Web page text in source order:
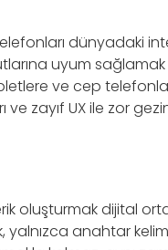
dünyadaki
uyum sağlamak
ve cep
ve zayıf UX ile zor
oluşturmak dijital
yalnızca anahtar